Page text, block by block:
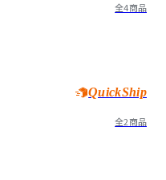
全4商品
QuickShip
全2商品